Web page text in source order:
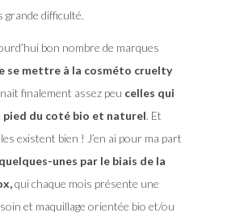
grande difficulté.
bon nombre de marques
se mettre à la cosméto cruelty
finalement assez peu celles qui
pied du coté bio et naturel. Et
existent bien ! J’en ai pour ma part
unes par le biais de la
qui chaque mois présente une
et maquillage orientée bio et/ou